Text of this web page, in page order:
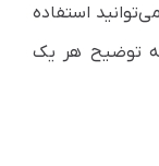
استفاده
توضیح هر یک